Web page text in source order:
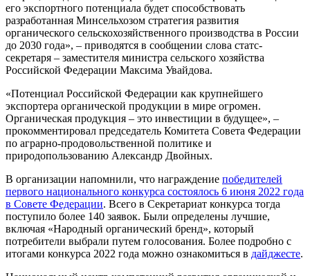
его экспортного потенциала будет способствовать
разработанная Минсельхозом стратегия развития
органического сельскохозяйственного производства в России
до 2030 года», – приводятся в сообщении слова статс-
секретаря – заместителя министра сельского хозяйства
Российской Федерации Максима Увайдова.
«Потенциал Российской Федерации как крупнейшего
экспортера органической продукции в мире огромен.
Органическая продукция – это инвестиции в будущее», –
прокомментировал председатель Комитета Совета Федерации
по аграрно-продовольственной политике и
природопользованию Александр Двойных.
В организации напомнили, что награждение победителей
первого национального конкурса состоялось 6 июня 2022 года
в Совете Федерации. Всего в Секретариат конкурса тогда
поступило более 140 заявок. Были определены лучшие,
включая «Народный органический бренд», который
потребители выбрали путем голосования. Более подробно с
итогами конкурса 2022 года можно ознакомиться в дайджесте.